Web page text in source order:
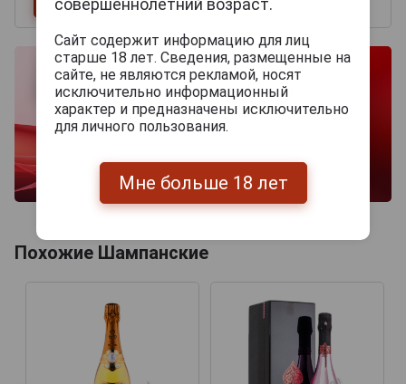
Похожие Шампанские
совершеннолетний возраст.
Сайт содержит информацию для лиц
старше 18 лет. Сведения, размещенные на
сайте, не являются рекламой, носят
исключительно информационный
характер и предназначены исключительно
для личного пользования.
Мне больше 18 лет